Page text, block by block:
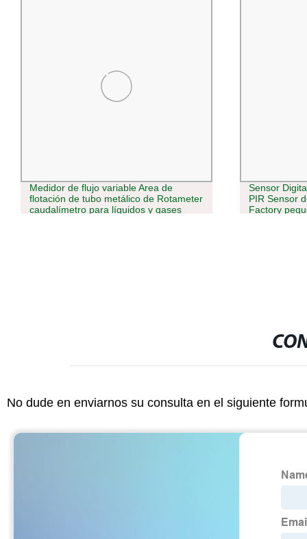
Medidor de flujo variable Area de
flotación de tubo metálico de Rotameter
caudalímetro para líquidos y gases
Sensor
PIR Sensor
Factory
No dude en enviarnos su consulta en el siguiente